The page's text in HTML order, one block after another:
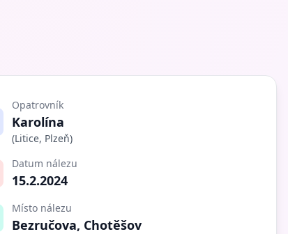
Opatrovník
Karolína
(Litice, Plzeň)
Datum nálezu
15.2.2024
Místo nálezu
Bezručova, Chotěšov